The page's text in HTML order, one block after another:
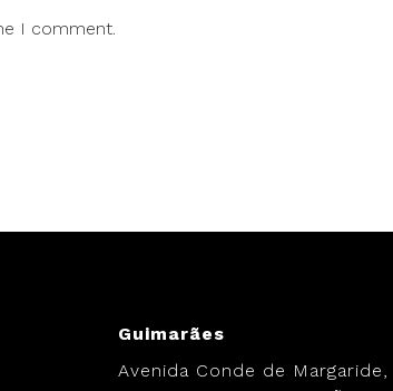
I comment.
Guimarães
Avenida Conde de Margaride,